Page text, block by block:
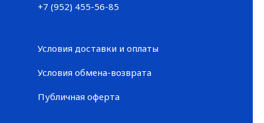
+7 (952) 455-56-85
+7 (952) 455-56-85
Условия доставки и оплаты
Условия обмена-возврата
Публичная оферта